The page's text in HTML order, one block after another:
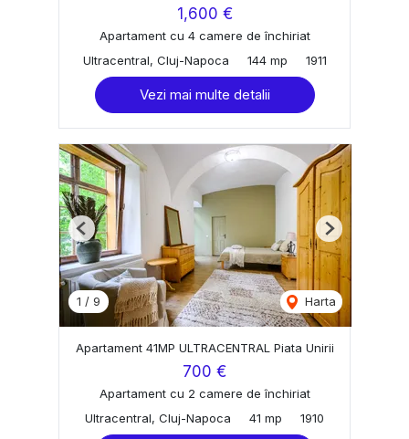
1,600 €
Apartament cu 4 camere de închiriat
Ultracentral, Cluj-Napoca
144 mp 1911
Vezi mai multe detalii
1 / 9 Harta
Previous Next
Apartament 41MP ULTRACENTRAL Piata Unirii
700 €
Apartament cu 2 camere de închiriat
Ultracentral, Cluj-Napoca
41 mp 1910